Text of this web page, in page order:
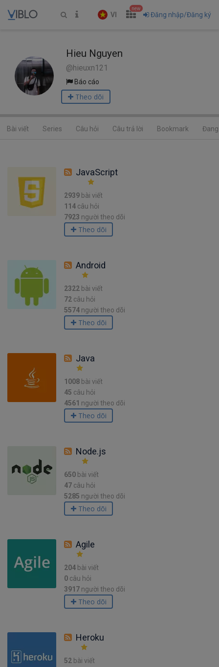
VI
new
Đăng nhập/Đăng ký
Hieu Nguyen
@hieuxn121
Báo cáo
Theo dõi
Bài viết Series Câu hỏi Câu trả lời Bookmark
JavaScript
2939 bài viết
114 câu hỏi
7923 người theo dõi
Theo dõi
Android
2322 bài viết
72 câu hỏi
5574 người theo dõi
Theo dõi
Java
1008 bài viết
45 câu hỏi
4561 người theo dõi
Theo dõi
Node.js
650 bài viết
47 câu hỏi
5285 người theo dõi
Theo dõi
Agile
204 bài viết
0 câu hỏi
3917 người theo dõi
Theo dõi
Heroku
52 bài viết